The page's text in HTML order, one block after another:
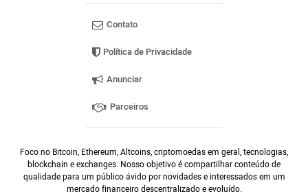
Contato
Política de Privacidade
Anunciar
Parceiros
Foco no Bitcoin, Ethereum, Altcoins, criptomoedas em geral, tecnologias,
blockchain e exchanges. Nosso objetivo é compartilhar conteúdo de
qualidade para um público ávido por novidades e interessados em um
mercado financeiro descentralizado e evoluído.